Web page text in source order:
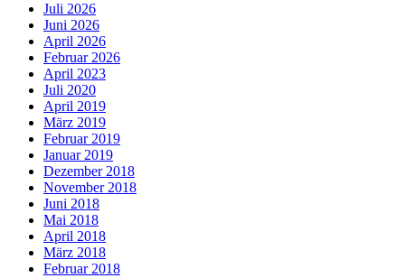
Juli 2026
Juni 2026
April 2026
Februar 2026
April 2023
Juli 2020
April 2019
März 2019
Februar 2019
Januar 2019
Dezember 2018
November 2018
Juni 2018
Mai 2018
April 2018
März 2018
Februar 2018